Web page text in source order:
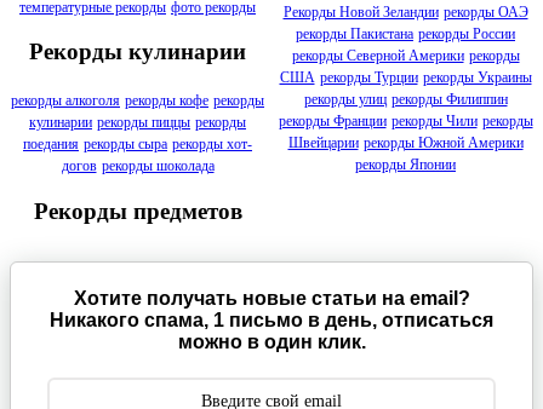
температурные рекорды фото рекорды
Рекорды кулинарии
рекорды алкоголя рекорды кофе рекорды
кулинарии рекорды пиццы рекорды
поедания рекорды сыра рекорды хот-
догов рекорды шоколада
Рекорды предметов
Рекорды Новой Зеландии рекорды ОАЭ
рекорды Пакистана рекорды России
рекорды Северной Америки рекорды
США рекорды Турции рекорды Украины
рекорды улиц рекорды Филиппин
рекорды Франции рекорды Чили рекорды
Швейцарии рекорды Южной Америки
рекорды Японии
Хотите получать новые статьи на email?
Никакого спама, 1 письмо в день, отписаться
можно в один клик.